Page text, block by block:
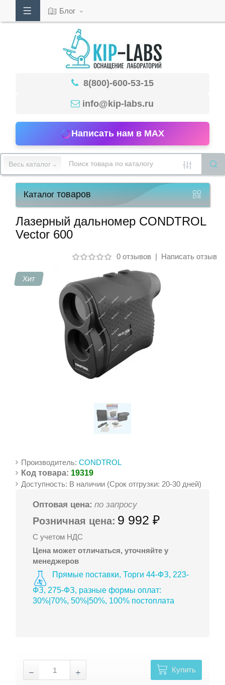
53-
15
работы
Блог
8(800)-600-53-15
info@kip-labs.ru
Написать нам в MAX
Весь каталог
Каталогтоваров
Лазерный дальномер CONDTROL
Vector 600
0 отзывов| Написать отзыв
Хит
Производитель:CONDTROL
Код товара: 19319
Доступность: В наличии (Срок отгрузки: 20-30 дней)
Оптовая цена: по запросу
Розничная цена: 9 992 ₽
С учетом НДС
Цена может отличаться, уточняйте у
менеджеров
Прямые поставки, Торги 44-ФЗ, 223-
ФЗ, 275-ФЗ, разные формы оплат:
30%|70%, 50%|50%, 100% постоплата
Купить